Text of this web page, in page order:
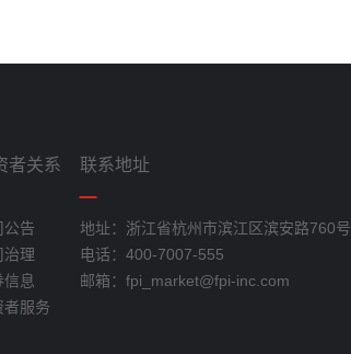
者关系
公告
治理
信息
者服务
联系地址
地址：浙江省杭州市滨江区滨安路760号
电话：400-7007-555
邮箱：fpi_market@fpi-inc.com